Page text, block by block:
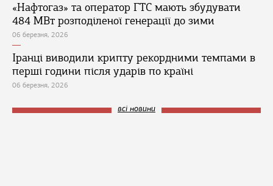
«Нафтогаз» та оператор ГТС мають збудувати
484 МВт розподіленої генерації до зими
06 березня, 2026
Іранці виводили крипту рекордними темпами в
перші години після ударів по країні
06 березня, 2026
всі новини